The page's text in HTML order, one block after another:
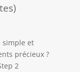
simple et
précieux ?
2